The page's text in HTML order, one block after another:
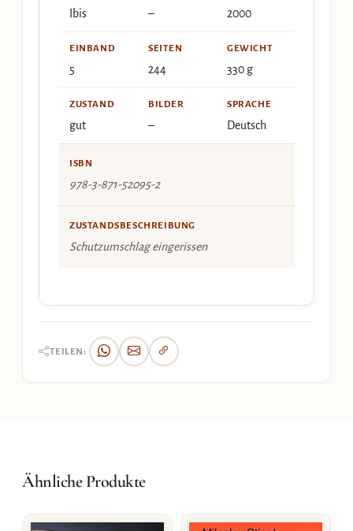
Ibis – 2000
EINBAND
5
SEITEN
244
GEWICHT
330 g
ZUSTAND
gut
BILDER
–
SPRACHE
Deutsch
ISBN
978-3-871-52095-2
ZUSTANDSBESCHREIBUNG
Schutzumschlag eingerissen
TEILEN:
Ähnliche Produkte